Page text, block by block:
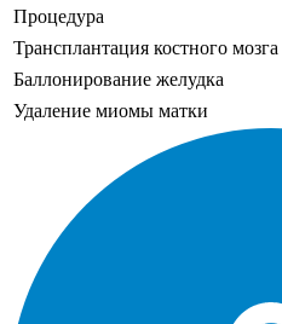
Процедура
Трансплантация костного мозга
Баллонирование желудка
Удаление миомы матки